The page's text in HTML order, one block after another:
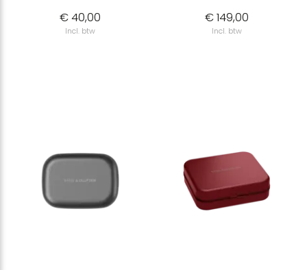
€ 40,00
Incl. btw
€ 149,00
Incl. btw